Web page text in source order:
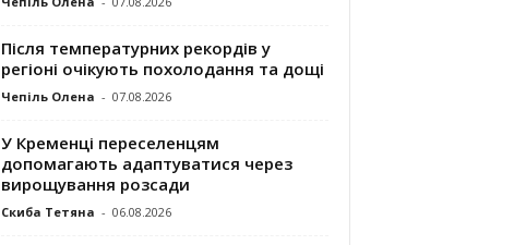
Після температурних рекордів у
регіоні очікують похолодання та дощі
Чепіль Олена - 07.08.2026
У Кременці переселенцям
допомагають адаптуватися через
вирощування розсади
Скиба Тетяна - 06.08.2026